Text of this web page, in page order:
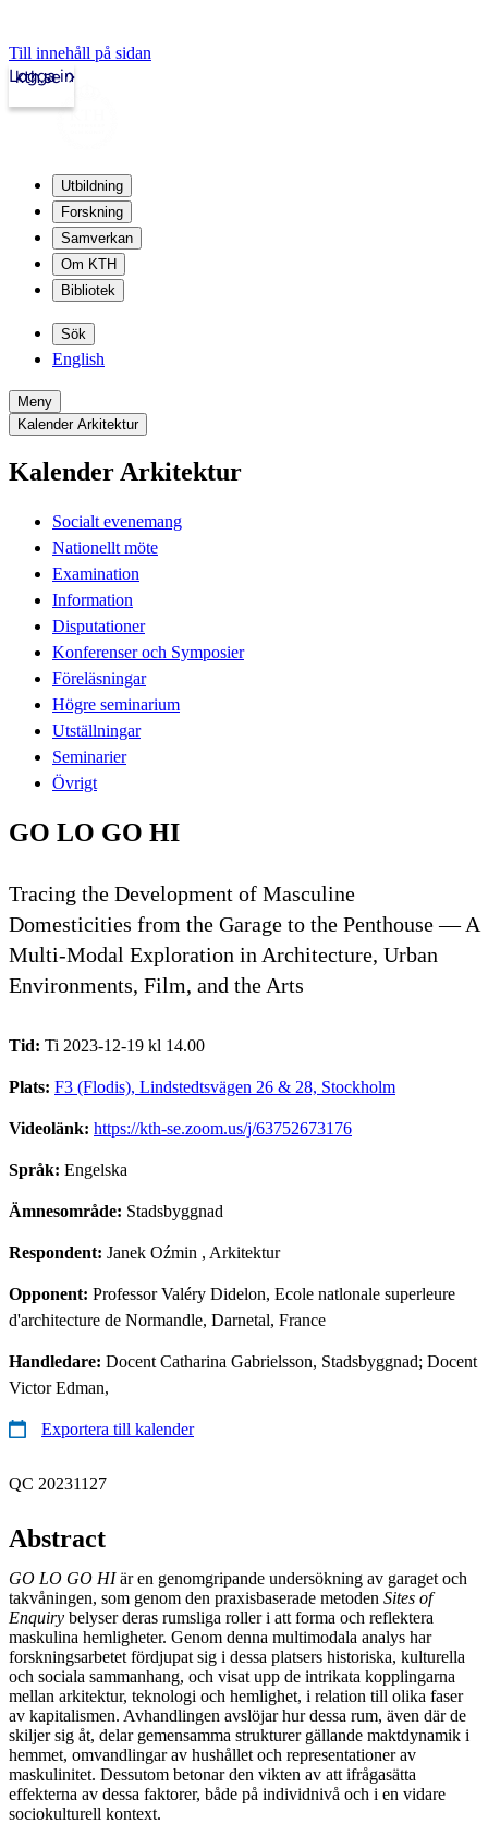
Till innehåll på sidan
kth.se
Logga in
Utbildning
Forskning
Samverkan
Om KTH
Bibliotek
Sök
English
Meny
Kalender Arkitektur
Kalender Arkitektur
Socialt evenemang
Nationellt möte
Examination
Information
Disputationer
Konferenser och Symposier
Föreläsningar
Högre seminarium
Utställningar
Seminarier
Övrigt
GO LO GO HI
Tracing the Development of Masculine
Domesticities from the Garage to the Penthouse — A
Multi-Modal Exploration in Architecture, Urban
Environments, Film, and the Arts
Tid: Ti 2023-12-19 kl 14.00
Plats: F3 (Flodis), Lindstedtsvägen 26 & 28, Stockholm
Videolänk: https://kth-se.zoom.us/j/63752673176
Språk: Engelska
Ämnesområde: Stadsbyggnad
Respondent: Janek Oźmin , Arkitektur
Opponent: Professor Valéry Didelon, Ecole natlonale superleure
d'architecture de Normandle, Darnetal, France
Handledare: Docent Catharina Gabrielsson, Stadsbyggnad; Docent
Victor Edman,
Exportera till kalender
QC 20231127
Abstract
GO LO GO HIär en genomgripande undersökning av garaget och
takvåningen, som genom den praxisbaserade metoden Sites of
Enquiry belyser deras rumsliga roller i att forma och reflektera
maskulina hemligheter. Genom denna multimodala analys har
forskningsarbetet fördjupat sig i dessa platsers historiska, kulturella
och sociala sammanhang, och visat upp de intrikata kopplingarna
mellan arkitektur, teknologi och hemlighet, i relation till olika faser
av kapitalismen. Avhandlingen avslöjar hur dessa rum, även där de
skiljer sig åt, delar gemensamma strukturer gällande maktdynamik i
hemmet, omvandlingar av hushållet och representationer av
maskulinitet. Dessutom betonar den vikten av att ifrågasätta
effekterna av dessa faktorer, både på individnivå och i en vidare
sociokulturell kontext.